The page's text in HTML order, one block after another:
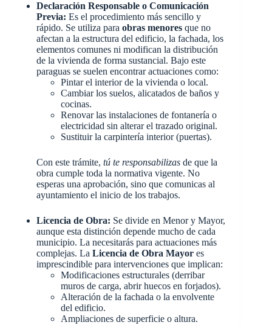
Declaración Responsable o Comunicación
Previa: Es el procedimiento más sencillo y
rápido. Se utiliza para obras menores que no
afectan a la estructura del edificio, la fachada, los
elementos comunes ni modifican la distribución
de la vivienda de forma sustancial. Bajo este
paraguas se suelen encontrar actuaciones como:
Pintar el interior de la vivienda o local.
Cambiar los suelos, alicatados de baños y
cocinas.
Renovar las instalaciones de fontanería o
electricidad sin alterar el trazado original.
Sustituir la carpintería interior (puertas).
Con este trámite, tú te responsabilizas de que la
obra cumple toda la normativa vigente. No
esperas una aprobación, sino que comunicas al
ayuntamiento el inicio de los trabajos.
Licencia de Obra: Se divide en Menor y Mayor,
aunque esta distinción depende mucho de cada
municipio. La necesitarás para actuaciones más
complejas. La Licencia de Obra Mayor es
imprescindible para intervenciones que implican:
Modificaciones estructurales (derribar
muros de carga, abrir huecos en forjados).
Alteración de la fachada o la envolvente
del edificio.
Ampliaciones de superficie o altura.